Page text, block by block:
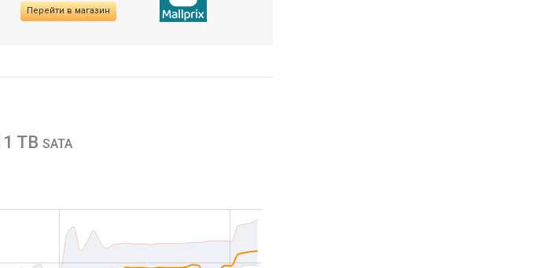
Перейти в магазин
1 TB SATA